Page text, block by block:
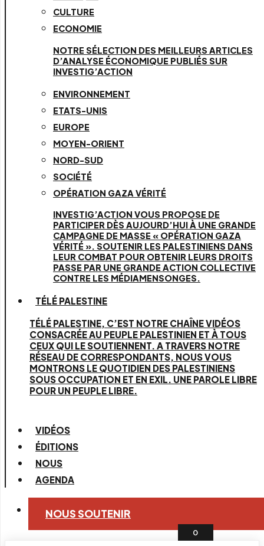
CULTURE
ECONOMIE
NOTRE SÉLECTION DES MEILLEURS ARTICLES
D’ANALYSE ÉCONOMIQUE PUBLIÉS SUR
INVESTIG’ACTION
ENVIRONNEMENT
ETATS-UNIS
EUROPE
MOYEN-ORIENT
NORD-SUD
SOCIÉTÉ
OPÉRATION GAZA VÉRITÉ
INVESTIG’ACTION VOUS PROPOSE DE
PARTICIPER DÈS AUJOURD’HUI À UNE GRANDE
CAMPAGNE DE MASSE « OPÉRATION GAZA
VÉRITÉ ». SOUTENIR LES PALESTINIENS DANS
LEUR COMBAT POUR OBTENIR LEURS DROITS
PASSE PAR UNE GRANDE ACTION COLLECTIVE
CONTRE LES MÉDIAMENSONGES.
TÉLÉ PALESTINE
TÉLÉ PALESTINE, C’EST NOTRE CHAÎNE VIDÉOS
CONSACRÉE AU PEUPLE PALESTINIEN ET À TOUS
CEUX QUI LE SOUTIENNENT. A TRAVERS NOTRE
RÉSEAU DE CORRESPONDANTS, NOUS VOUS
MONTRONS LE QUOTIDIEN DES PALESTINIENS
SOUS OCCUPATION ET EN EXIL. UNE PAROLE LIBRE
POUR UN PEUPLE LIBRE.
VIDÉOS
ÉDITIONS
NOUS
AGENDA
NOUS SOUTENIR
0